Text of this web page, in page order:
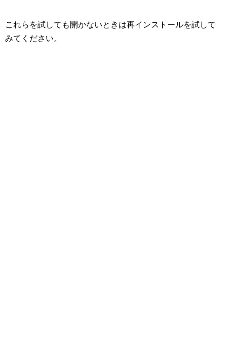
これらを試しても開かないときは再インストールを試して
みてください。